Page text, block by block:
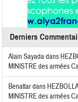
Derniers
Alain Sayadadans
MINISTRE des armées
Benattardans
MINISTRE des armées